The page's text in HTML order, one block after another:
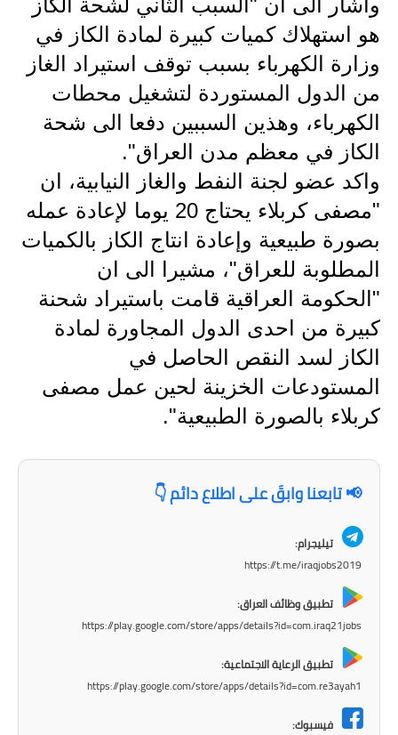
المرحلة الاعدادية
مرشحات
المرحلة الابتدائية
المرحلة المتوسطة
المرحلة الاعدادية
كتب مدرسية
المرحلة الابتدائية
المرحلة المتوسطة
المرحلة الاعدادية
ملازم دراسية
المرحلة الابتدائية
المرحلة المتوسطة
هو استهلاك كميات كبيرة لمادة الكاز في
وزارة الكهرباء بسبب توقف استيراد الغاز
من الدول المستوردة لتشغيل محطات
الكهرباء، وهذين السببين دفعا الى شحة
الكاز في معظم مدن العراق".
واكد عضو لجنة النفط والغاز النيابية، ان
"مصفى كربلاء يحتاج 20 يوما لإعادة عمله
بصورة طبيعية وإعادة انتاج الكاز بالكميات
المطلوبة للعراق"، مشيرا الى ان
"الحكومة العراقية قامت باستيراد شحنة
كبيرة من احدى الدول المجاورة لمادة
الكاز لسد النقص الحاصل في
المستودعات الخزينة لحين عمل مصفى
كربلاء بالصورة الطبيعية".
📢 تابعنا وابقَ على اطلاع دائم 👇
تيليجرام:
https://t.me/iraqjobs2019
تطبيق وظائف العراق:
https://play.google.com/store/apps/details?id=com.iraq21jobs
تطبيق الرعاية الاجتماعية:
https://play.google.com/store/apps/details?id=com.re3ayah1
فيسبوك: